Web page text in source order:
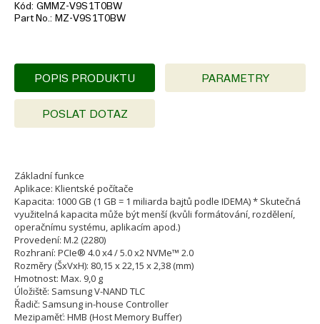
Kód GMMZ-V9S1T0BW
Part No.
MZ-V9S1T0BW
POPIS PRODUKTU PARAMETRY
POSLAT DOTAZ
Základní funkce
Aplikace: Klientské počítače
Kapacita: 1000 GB (1 GB = 1 miliarda bajtů podle IDEMA) * Skutečná
využitelná kapacita může být menší (kvůli formátování, rozdělení,
operačnímu systému, aplikacím apod.)
Provedení: M.2 (2280)
Rozhraní: PCIe® 4.0 x4 / 5.0 x2 NVMe™ 2.0
Rozměry (ŠxVxH): 80,15 x 22,15 x 2,38 (mm)
Hmotnost: Max. 9,0 g
Úložiště: Samsung V-NAND TLC
Řadič: Samsung in-house Controller
Mezipaměť: HMB (Host Memory Buffer)